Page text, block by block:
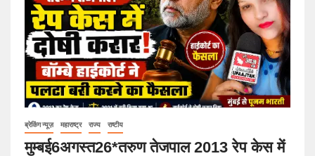
ब्रेकिंग न्यूज़ महाराष्ट्र राज्य राष्टीय
मुम्बई6अगस्त26*तरुण तेजपाल 2013 रेप केस में